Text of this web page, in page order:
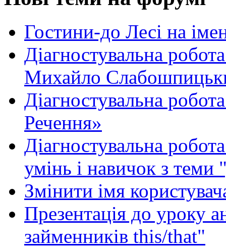
Гостини-до Лесі на
Діагностувальна
Михайло
Діагностувальна
Речення»
Діагностувальна
умінь і навичок з теми
Змінити імя
Презентація до уроку
займенників this/that"